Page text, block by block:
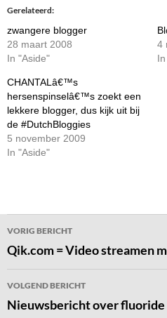
Gerelateerd
zwangere blogger
28 maart 2008
In "Aside"
4
CHANTALâ€™s
hersenspinselâ€™s zoekt een
lekkere blogger, dus kijk uit bij
de #DutchBloggies
5 november 2009
In "Aside"
Bericht
navigatie
VORIG BERICHT
Qik.com = Video streamen
VOLGEND BERICHT
Nieuwsbericht over fluoride